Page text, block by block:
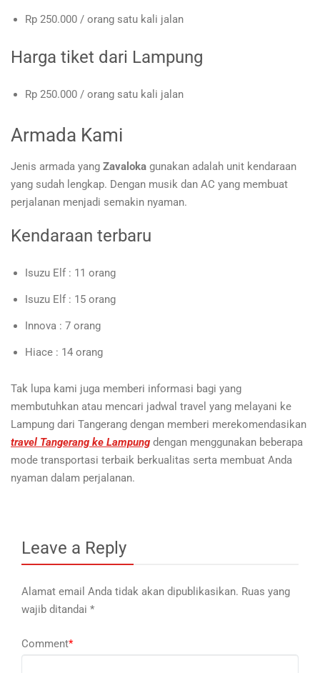
Rp 250.000 / orang satu kali jalan
Harga tiket dari Lampung
Rp 250.000 / orang satu kali jalan
Armada Kami
Jenis armada yang Zavaloka gunakan adalah unit kendaraan
yang sudah lengkap. Dengan musik dan AC yang membuat
perjalanan menjadi semakin nyaman.
Kendaraan terbaru
Isuzu Elf : 11 orang
Isuzu Elf : 15 orang
Innova : 7 orang
Hiace : 14 orang
Tak lupa kami juga memberi informasi bagi yang
membutuhkan atau mencari jadwal travel yang melayani ke
Lampung dari Tangerang dengan memberi merekomendasikan
travel Tangerang ke Lampung dengan menggunakan beberapa
mode transportasi terbaik berkualitas serta membuat Anda
nyaman dalam perjalanan.
Leave a Reply
Alamat email Anda tidak akan dipublikasikan. Ruas yang
wajib ditandai *
Comment*